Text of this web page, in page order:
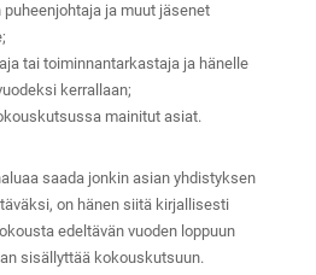
ja muut jäsenet
tai toiminnantarkastaja ja hänelle
kerrallaan;
mainitut asiat.
saada jonkin asian yhdistyksen
on hänen siitä kirjallisesti
edeltävän vuoden loppuun
sisällyttää kokouskutsuun.